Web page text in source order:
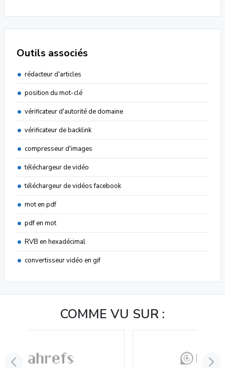
Outils associés
rédacteur d'articles
position du mot-clé
vérificateur d'autorité de domaine
vérificateur de backlink
compresseur d'images
téléchargeur de vidéo
téléchargeur de vidéos facebook
mot en pdf
pdf en mot
RVB en hexadécimal
convertisseur vidéo en gif
COMME VU SUR :